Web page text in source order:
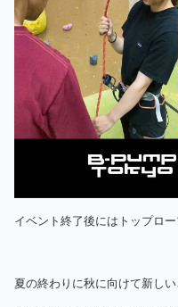
イベント終了後にはトップロ
夏の終わりに秋に向けて新し